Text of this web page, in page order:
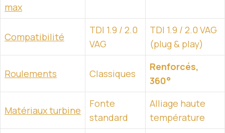
max
Compatibilité
TDI 1.9 / 2.0
VAG
TDI 1.9 / 2.0 VAG
(plug & play)
Roulements Classiques
Renforcés,
360°
Matériaux turbine
Fonte
standard
Alliage haute
température